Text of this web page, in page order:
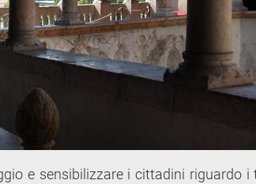
e sensibilizzare i cittadini riguardo